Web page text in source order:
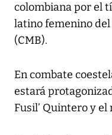
colombiana por el
latino femenino del
(CMB).
En combate
estará
Fusil’ Quintero y el